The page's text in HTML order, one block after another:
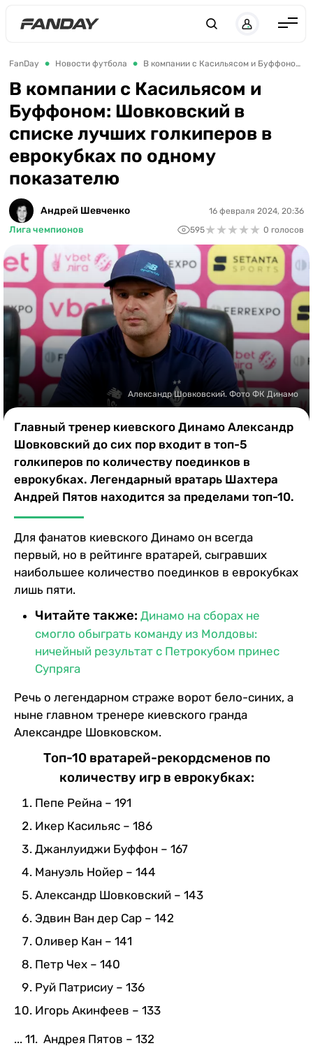
Англия
Испания
Германия
Италия
Франция
Украина
ЛЧ
ЧЕ-2028
Букмекеры
Казино
FanDay Новости футбола В компании с Касильясом и Буффоном: Шовковский в списке лучших голкиперов в еврокубках по одному показателю
В компании с Касильясом и
Буффоном: Шовковский в
списке лучших голкиперов в
еврокубках по одному
показателю
Андрей Шевченко
Лига чемпионов
16 февраля 2024, 20:36
595★★★★★
★★★★★ 0 голосов
Александр Шовковский. Фото ФК Динамо
Главный тренер киевского Динамо Александр
Шовковский до сих пор входит в топ-5
голкиперов по количеству поединков в
еврокубках. Легендарный вратарь Шахтера
Андрей Пятов находится за пределами топ-10.
Для фанатов киевского Динамо он всегда
первый, но в рейтинге вратарей, сыгравших
наибольшее количество поединков в еврокубках
лишь пяти.
Читайте также: Динамо на сборах не
смогло обыграть команду из Молдовы:
ничейный результат с Петрокубом принес
Супряга
Речь о легендарном страже ворот бело-синих, а
ныне главном тренере киевского гранда
Александре Шовковском.
Топ-10 вратарей-рекордсменов по
количеству игр в еврокубках:
Пепе Рейна – 191
Икер Касильяс – 186
Джанлуиджи Буффон – 167
Мануэль Нойер – 144
Александр Шовковский – 143
Эдвин Ван дер Сар – 142
Оливер Кан – 141
Петр Чех – 140
Руй Патрисиу – 136
Игорь Акинфеев – 133
... 11. Андрея Пятов – 132